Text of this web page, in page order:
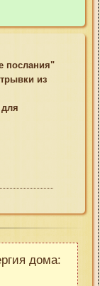
послания"
из
дома: